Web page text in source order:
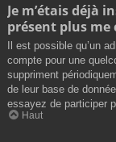
Je m’étais déjà
présent plus me
Il est possible qu’un
compte pour une
suppriment
de leur base de
essayez de participer
Haut